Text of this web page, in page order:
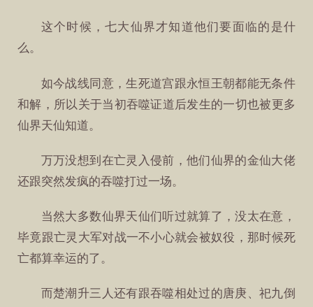
这个时候，七大仙界才知道他们要面临的是什
么。
如今战线同意，生死道宫跟永恒王朝都能无条件
和解，所以关于当初吞噬证道后发生的一切也被更多
仙界天仙知道。
万万没想到在亡灵入侵前，他们仙界的金仙大佬
还跟突然发疯的吞噬打过一场。
当然大多数仙界天仙们听过就算了，没太在意，
毕竟跟亡灵大军对战一不小心就会被奴役，那时候死
亡都算幸运的了。
而楚潮升三人还有跟吞噬相处过的唐庚、祀九倒